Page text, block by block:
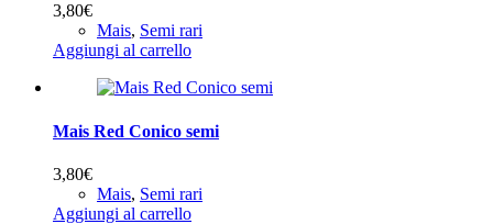
3,80€
Mais, Semi rari
Aggiungi al carrello
Mais Red Conico semi
3,80€
Mais, Semi rari
Aggiungi al carrello